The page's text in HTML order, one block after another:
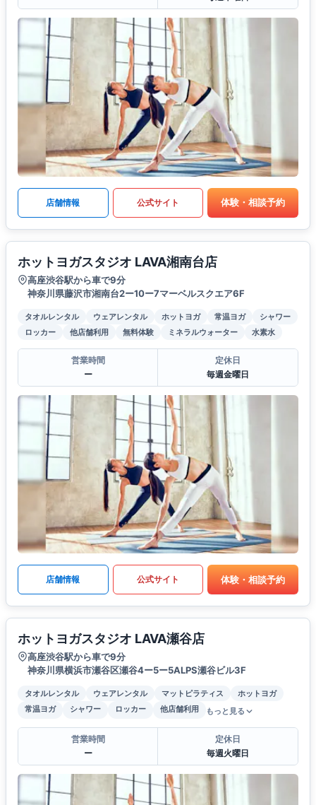
店舗情報 公式サイト 体験・相談予約
ホットヨガスタジオ LAVA湘南台店
高座渋谷駅から車で9分
神奈川県藤沢市湘南台2ー10ー7マーベルスクエア6F
タオルレンタル ウェアレンタル ホットヨガ 常温ヨガ
シャワー
ロッカー
他店舗利用 無料体験 ミネラルウォーター 水素水
営業時間
ー
定休日
毎週金曜日
店舗情報 公式サイト 体験・相談予約
ホットヨガスタジオ LAVA瀬谷店
高座渋谷駅から車で9分
神奈川県横浜市瀬谷区瀬谷4ー5ー5ALPS瀬谷ビル3F
タオルレンタル ウェアレンタル マットピラティス
ホットヨガ
常温ヨガ
シャワー ロッカー 他店舗利用 もっと見る
営業時間
ー
定休日
毎週火曜日